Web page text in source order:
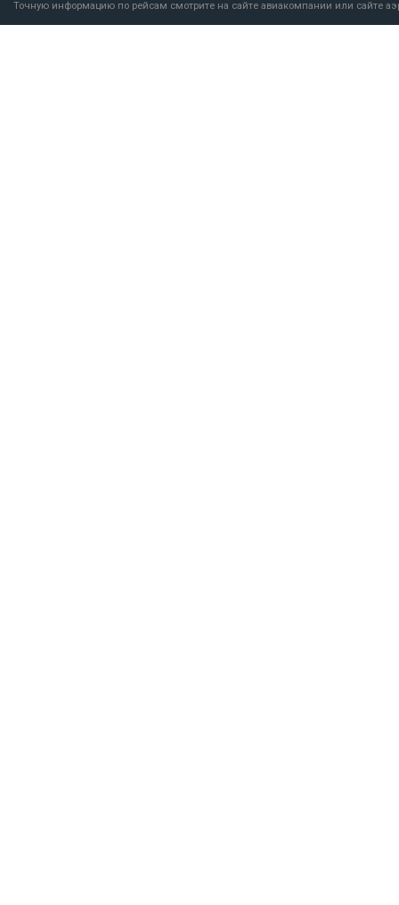
Точную информацию по рейсам смотрите на сайте авиакомпании или сайте